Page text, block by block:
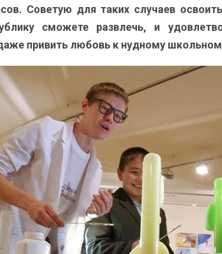
Советую для таких случаев
сможете развлечь, и
привить любовь к нудному